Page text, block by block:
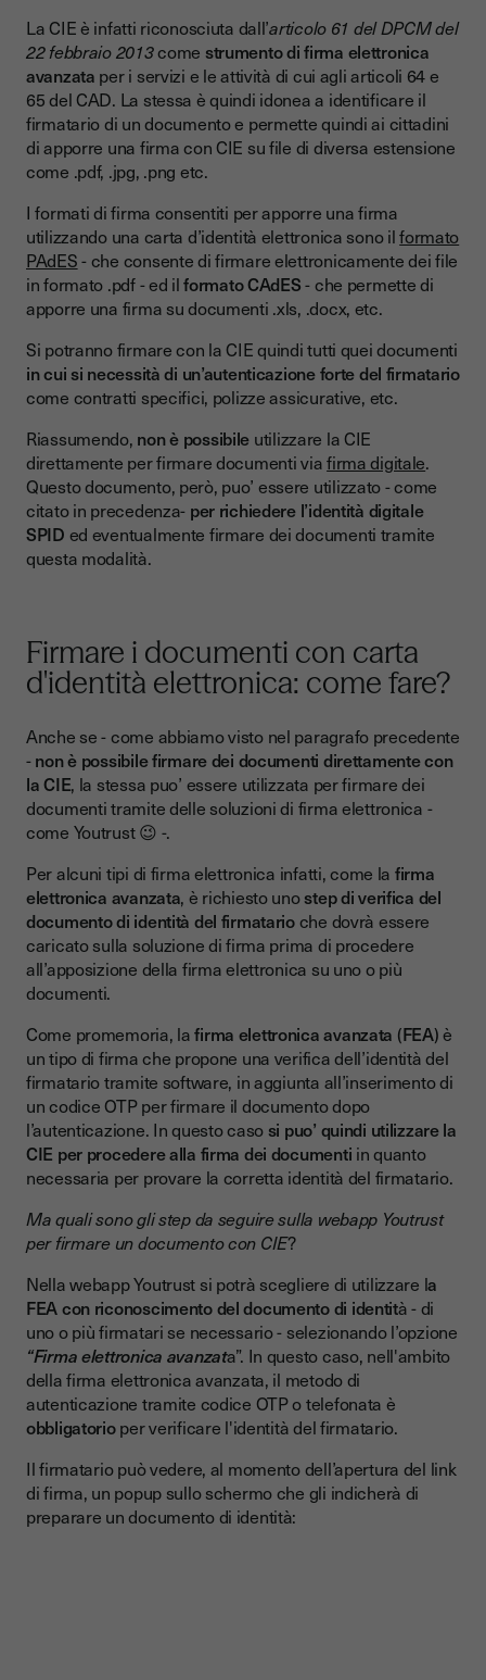
La CIE è infatti riconosciuta dall’articolo 61 del DPCM del
22 febbraio 2013come strumento di firma elettronica
avanzata per i servizi e le attività di cui agli articoli 64 e
65 del CAD. La stessa è quindi idonea a identificare il
firmatario di un documento e permette quindi ai cittadini
di apporre una firma con CIE su file di diversa estensione
come .pdf, .jpg, .png etc.
I formati di firma consentiti per apporre una firma
utilizzando una carta d’identità elettronica sono ilformato
PAdES- che consente di firmare elettronicamente dei file
in formato .pdf - ed ilformato CAdES- che permette di
apporre una firma su documenti .xls, .docx, etc.
Si potranno firmare con la CIE quindi tutti quei documenti
in cui si necessità di un’autenticazione forte del firmatario
come contratti specifici, polizze assicurative, etc.
Riassumendo, non è possibile utilizzare la CIE
direttamente per firmare documenti viafirma digitale.
Questo documento, però, puo’ essere utilizzato - come
citato in precedenza- per richiedere l’identità digitale
SPID ed eventualmente firmare dei documenti tramite
questa modalità.
Firmare i documenti con carta
d'identità elettronica: come fare?
Anche se - come abbiamo visto nel paragrafo precedente
-non è possibile firmare dei documenti direttamente con
la CIE, la stessa puo’ essere utilizzata per firmare dei
documenti tramite delle soluzioni di firma elettronica -
come Youtrust 😉 -.
Per alcuni tipi di firma elettronica infatti, come la firma
elettronica avanzata, è richiesto unostep di verifica del
documento di identità del firmatarioche dovrà essere
caricato sulla soluzione di firma prima di procedere
all’apposizione della firma elettronica su uno o più
documenti.
Come promemoria, lafirma elettronica avanzata (FEA) è
un tipo di firma che propone una verifica dell’identità del
firmatario tramite software, in aggiunta all’inserimento di
un codice OTP per firmare il documento dopo
l’autenticazione. In questo casosi puo’ quindi utilizzare la
CIE per procedere alla firma dei documenti in quanto
necessaria per provare la corretta identità del firmatario.
Ma quali sono gli step da seguire sulla webapp Youtrust
per firmare un documento con CIE?
Nella webapp Youtrust si potrà scegliere di utilizzare la
FEA con riconoscimento del documento di identità - di
uno o più firmatari se necessario - selezionando l’opzione
“Firma elettronica avanzata”. In questo caso, nell'ambito
della firma elettronica avanzata, il metodo di
autenticazione tramite codice OTP o telefonata è
obbligatorioper verificare l'identità del firmatario.
Il firmatario può vedere, al momento dell’apertura del link
di firma, un popup sullo schermo che gli indicherà di
preparare un documento di identità: